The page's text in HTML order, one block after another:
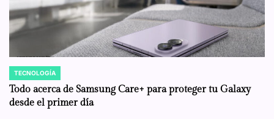
POSTED
IN
TECNOLOGÍA
Todo acerca de Samsung Care+ para proteger tu Galaxy
desde el primer día